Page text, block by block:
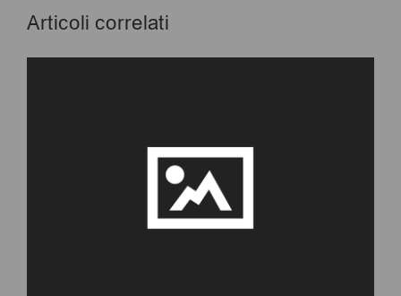
Articoli correlati